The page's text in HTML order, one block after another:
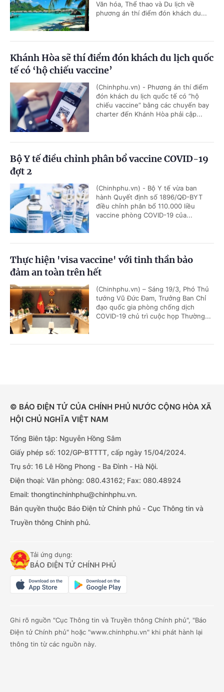
Văn hóa, Thể thao và Du lịch về
phương án thí điểm đón khách du...
Khánh Hòa sẽ thí điểm đón khách du lịch quốc
tế có ‘hộ chiếu vaccine’
(Chinhphu.vn) - Phương án thí điểm
đón khách du lịch quốc tế có “hộ
chiếu vaccine” bằng các chuyến bay
charter đến Khánh Hòa phải cập...
Bộ Y tế điều chỉnh phân bổ vaccine COVID-19
đợt 2
(Chinhphu.vn) - Bộ Y tế vừa ban
hành Quyết định số 1896/QĐ-BYT
điều chỉnh phân bổ 110.000 liều
vaccine phòng COVID-19 của...
Thực hiện 'visa vaccine' với tinh thần bảo
đảm an toàn trên hết
(Chinhphu.vn) – Sáng 19/3, Phó Thủ
tướng Vũ Đức Đam, Trưởng Ban Chỉ
đạo quốc gia phòng chống dịch
COVID-19 chủ trì cuộc họp Thường...
© BÁO ĐIỆN TỬ CỦA CHÍNH PHỦ NƯỚC CỘNG HÒA XÃ
HỘI CHỦ NGHĨA VIỆT NAM
Tổng Biên tập: Nguyễn Hồng Sâm
Giấy phép số: 102/GP-BTTTT, cấp ngày 15/04/2024.
Trụ sở: 16 Lê Hồng Phong - Ba Đình - Hà Nội.
Điện thoại: Văn phòng: 080.43162; Fax: 080.48924
Email: thongtinchinhphu@chinhphu.vn.
Bản quyền thuộc Báo Điện tử Chính phủ - Cục Thông tin và
Truyền thông Chính phủ.
Tải ứng dụng:
BÁO ĐIỆN TỬ CHÍNH PHỦ
Ghi rõ nguồn "Cục Thông tin và Truyền thông Chính phủ", "Báo
Điện tử Chính phủ" hoặc "www.chinhphu.vn" khi phát hành lại
thông tin từ các nguồn này.